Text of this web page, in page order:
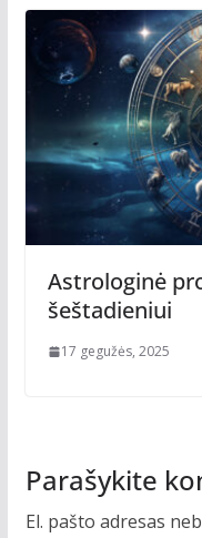
Astrologinė
šeštadieniui
17 gegužės, 2025
Parašykite
El. pašto adresas